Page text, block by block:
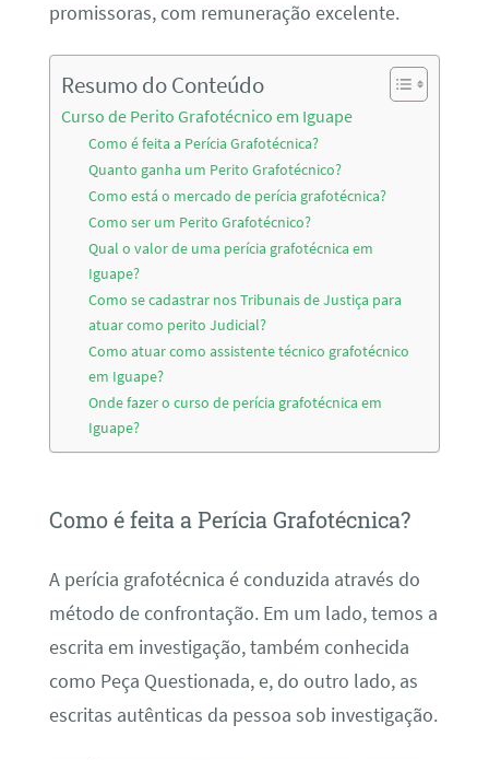
promissoras, com remuneração excelente.
Resumo do Conteúdo
Curso de Perito Grafotécnico em Iguape
Como é feita a Perícia Grafotécnica?
Quanto ganha um Perito Grafotécnico?
Como está o mercado de perícia grafotécnica?
Como ser um Perito Grafotécnico?
Qual o valor de uma perícia grafotécnica em
Iguape?
Como se cadastrar nos Tribunais de Justiça para
atuar como perito Judicial?
Como atuar como assistente técnico grafotécnico
em Iguape?
Onde fazer o curso de perícia grafotécnica em
Iguape?
Como é feita a Perícia Grafotécnica?
A perícia grafotécnica é conduzida através do
método de confrontação. Em um lado, temos a
escrita em investigação, também conhecida
como Peça Questionada, e, do outro lado, as
escritas autênticas da pessoa sob investigação.